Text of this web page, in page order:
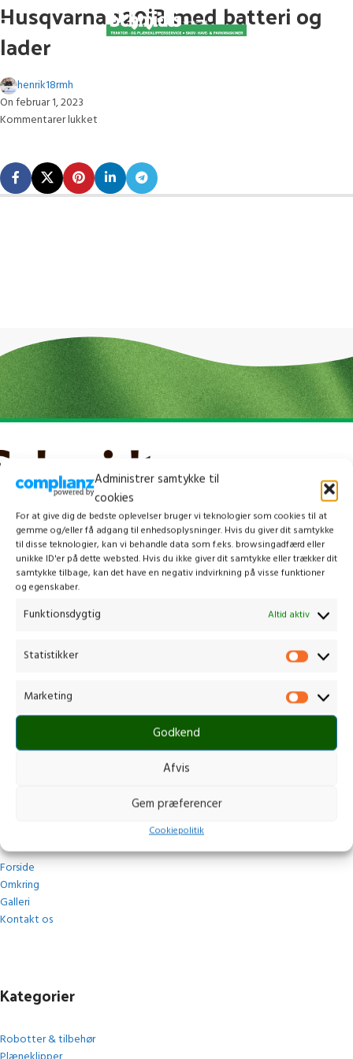
Administrer samtykke til
cookies
For at give dig de bedste oplevelser bruger vi teknologier som cookies til at
gemme og/eller få adgang til enhedsoplysninger. Hvis du giver dit samtykke
til disse teknologier, kan vi behandle data som f.eks. browsingadfærd eller
unikke ID'er på dette websted. Hvis du ikke giver dit samtykke eller trækker dit
samtykke tilbage, kan det have en negativ indvirkning på visse funktioner
og egenskaber.
Funktionsdygtig Altid aktiv
Statistikker
Marketing
Godkend
Afvis
Gem præferencer
Cookiepolitik
Husqvarna 120iB med batteri og
lader
henrik18rmh
On februar 1, 2023
Kommentarer lukket
+45 7484 5090
post@stops.dk
Forside
Omkring
Galleri
Kontakt os
Kategorier
Robotter & tilbehør